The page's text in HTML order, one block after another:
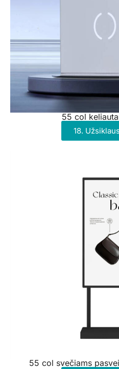
55 col
18.
55 col svečiams